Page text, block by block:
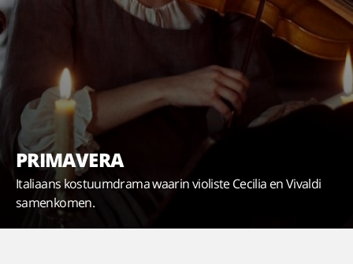
PRIMAVERA
Italiaans kostuumdrama waarin violiste Cecilia en Vivaldi
samenkomen.